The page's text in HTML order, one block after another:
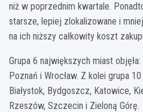
niż w poprzednim kwartale.
starsze, lepiej zlokalizowane i
na ich niższy całkowity koszt
Grupa 6 największych miast
Poznań i Wrocław. Z kolei grupa
Białystok, Bydgoszcz, Katowice,
Rzeszów, Szczecin i Zieloną Górę.